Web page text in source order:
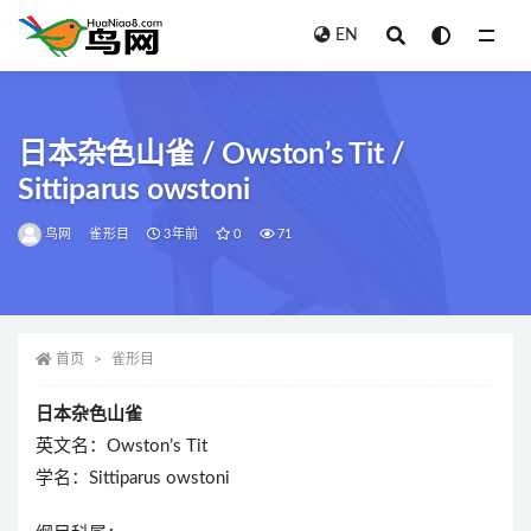
EN
日本杂色山雀 / Owston’s Tit /
Sittiparus owstoni
鸟网 雀形目 3年前 0 71
首页 雀形目
日本杂色山雀
英文名：Owston’s Tit
学名：Sittiparus owstoni